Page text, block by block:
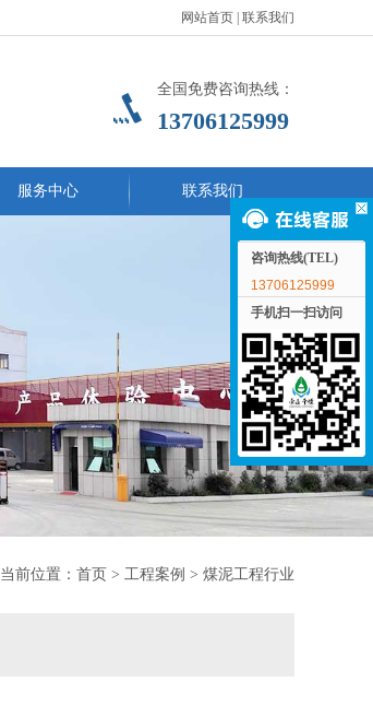
网站首页 联系我们
全国免费咨询热线：
13706125999
服务中心 联系我们
当前位置： 首页 > 工程案例 > 煤泥工程行业
咨询热线(TEL)
13706125999
手机扫一扫访问